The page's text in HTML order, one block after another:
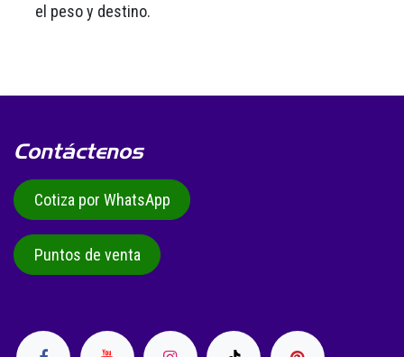
el peso y destino.
Contáctenos
Cotiza por WhatsApp
Puntos de venta